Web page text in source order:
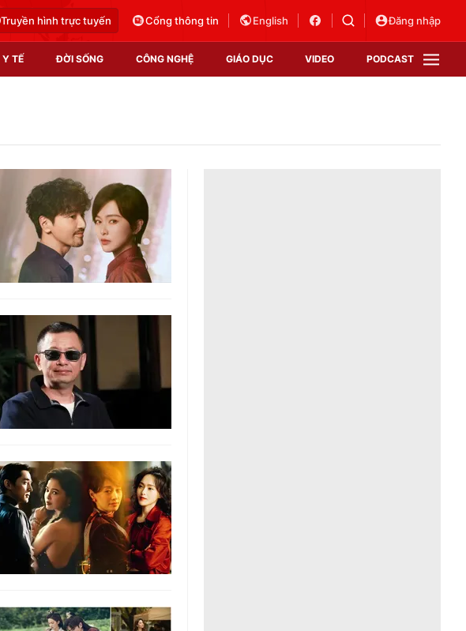
Truyền hình trực tuyến Cổng thông tin English Đăng nhập
Y TẾ ĐỜI SỐNG CÔNG NGHỆ GIÁO DỤC VIDEO PODCAST
Video
Shorts video
Podcast
EMagazine
Photo
Infographic
Góc ảnh
Công nghệ
Hitech Công nghệ tương lai
Sản phẩm
Thị trường
Tư vấn
VTV Sức khoẻ